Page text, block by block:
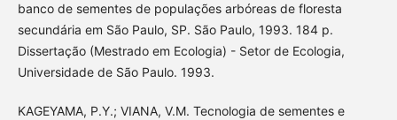
banco de sementes de populações arbóreas de floresta
secundária em São Paulo, SP. São Paulo, 1993. 184 p.
Dissertação (Mestrado em Ecologia) - Setor de Ecologia,
Universidade de São Paulo. 1993.
KAGEYAMA, P.Y.; VIANA, V.M. Tecnologia de sementes e